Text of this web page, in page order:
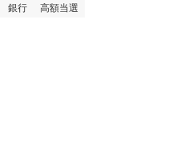
銀行 高額当選